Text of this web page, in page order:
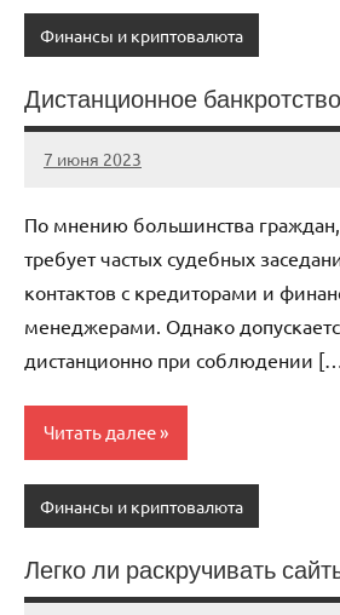
Финансы и криптовалюта
Дистанционное банкротство
7 июня 2023
immo_navi_ru
Нет
По мнению большинства граждан,
требует частых судебных
контактов с кредиторами и
менеджерами. Однако
дистанционно при соблюдении
Читать далее
Финансы и криптовалюта
Легко ли раскручивать